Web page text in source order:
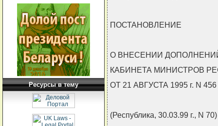
Ресурсы в тему
ПОСТАНОВЛЕНИЕ
О ВНЕСЕНИИ
КАБИНЕТА МИНИСТРОВ
ОТ 21 АВГУСТА 1995 г. N 456
(Республика, 30.03.99 г., N 70)